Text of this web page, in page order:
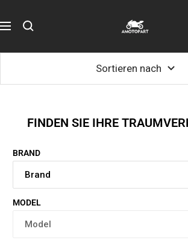
Inhalt
Navigation
Amotopart
Sortieren nach
FINDEN SIE IHRE
BRAND
MODEL